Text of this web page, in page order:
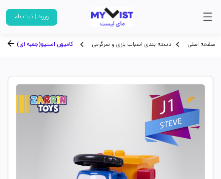
ورود | ثبت نام
صفحه اصلی دسته بندی اسباب بازی و سرگرمی کامیون استیو(جعبه ای)